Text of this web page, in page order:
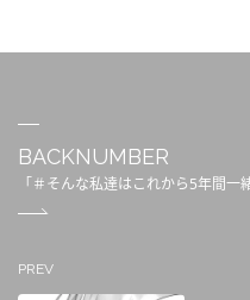
BACKNUMBER
「＃そんな私達はこれから5年間
PREV